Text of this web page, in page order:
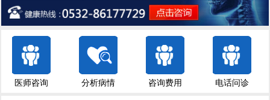
医师咨询 分析病情 咨询费用 电话问诊